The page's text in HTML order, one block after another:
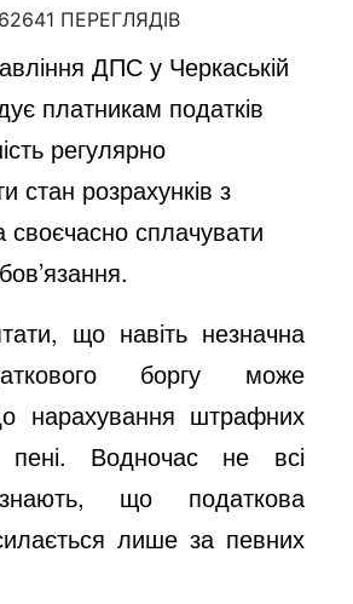
ПЕРЕГЛЯДІВ
ДПС у Черкаській
платникам податків
регулярно
стан розрахунків з
сплачувати
що навіть незначна
боргу може
нарахування штрафних
пені. Водночас не всі
що податкова
лише за певних